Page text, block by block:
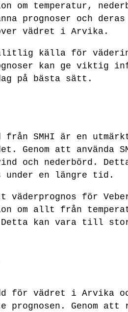
om temperatur,
prognoser och
vädret i Arvika.
pålitlig källa för
kan ge viktig
på bästa sätt.
från SMHI är en
Genom att använda
och nederbörd.
under en längre tid.
väderprognos för
om allt från
Detta kan vara till
för vädret i Arvika
prognosen. Genom att